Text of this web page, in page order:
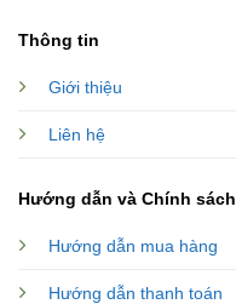
Thông tin
Giới thiệu
Liên hệ
Hướng dẫn và Chính sách
Hướng dẫn mua hàng
Hướng dẫn thanh toán